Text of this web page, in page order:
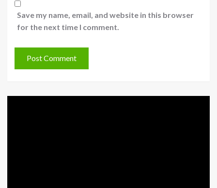
Save my name, email, and website in this browser
for the next time I comment.